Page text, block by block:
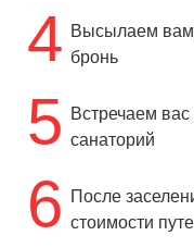
4 Высылаем
бронь
5
Встречаем
санаторий
6
После
стоимости